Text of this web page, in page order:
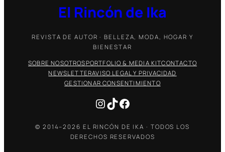
El Rincón de Ika
REVISTA DE AUTOR · BELLEZA, MODA, HOGAR Y
BIENESTAR
SOBRE NOSOTROSPORTFOLIO & MEDIA KITCONTACTO
NEWSLETTERAVISO LEGAL Y PRIVACIDAD
GESTIONAR CONSENTIMIENTO
Instagram
TikTokFacebook
© 2014–2026 EL RINCÓN DE IKA · TODOS LOS
DERECHOS RESERVADOS